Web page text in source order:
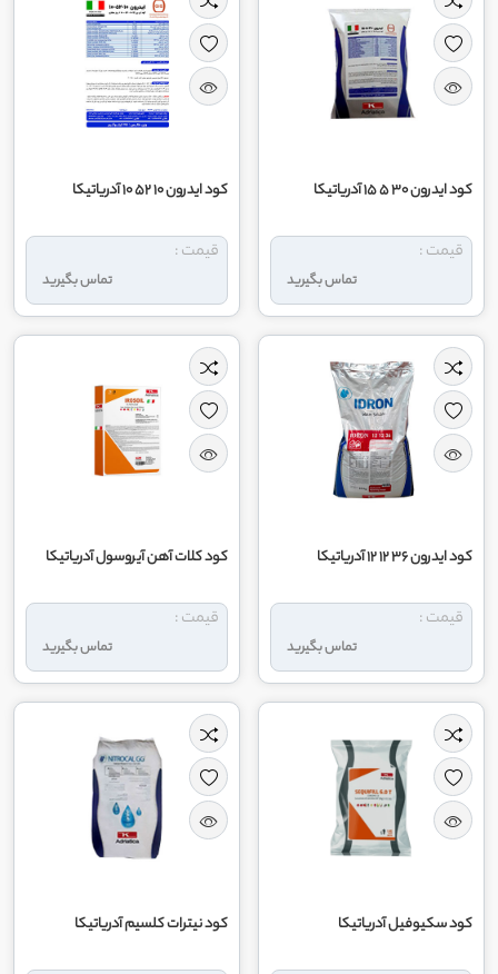
کود ایدرون 30 5 15 آدریاتیکا
تماس بگیرید
قیمت :
کود ایدرون 10 52 10 آدریاتیکا
تماس بگیرید
قیمت :
کود ایدرون 36 12 12 آدریاتیکا
تماس بگیرید
قیمت :
کود کلات آهن آیروسول آدریاتیکا
تماس بگیرید
قیمت :
کود سکیوفیل آدریاتیکا کود نیترات کلسیم آدریاتیکا